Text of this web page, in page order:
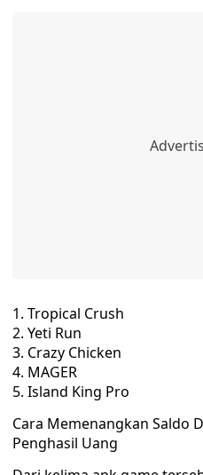
Tropical Crush
Yeti Run
Crazy Chicken
MAGER
Island King Pro
Cara Memenangkan Saldo
Penghasil Uang